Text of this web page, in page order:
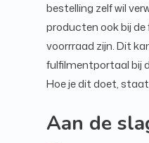
bestelling zelf wil
producten ook bij
voorrraad zijn. Dit
fulfilmentportaal bij
Hoe je dit doet,
Aan de